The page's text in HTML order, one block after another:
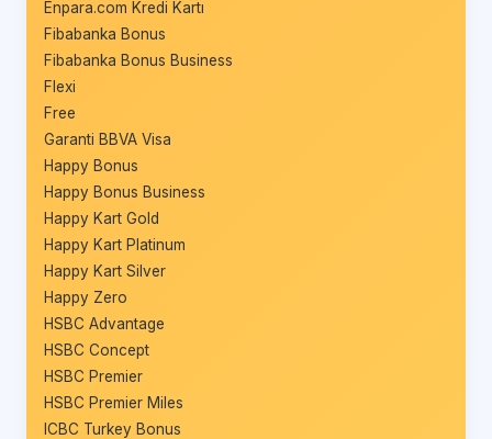
Enpara.com Kredi Kartı
Fibabanka Bonus
Fibabanka Bonus Business
Flexi
Free
Garanti BBVA Visa
Happy Bonus
Happy Bonus Business
Happy Kart Gold
Happy Kart Platinum
Happy Kart Silver
Happy Zero
HSBC Advantage
HSBC Concept
HSBC Premier
HSBC Premier Miles
ICBC Turkey Bonus